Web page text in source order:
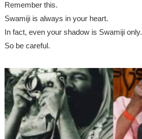
Remember this.
Swamiji is always in your heart.
In fact, even your shadow is Swamiji only.
So be careful.